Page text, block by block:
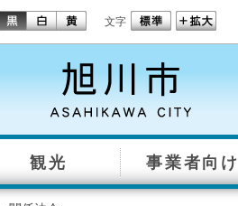
文字
観光 事業者向け